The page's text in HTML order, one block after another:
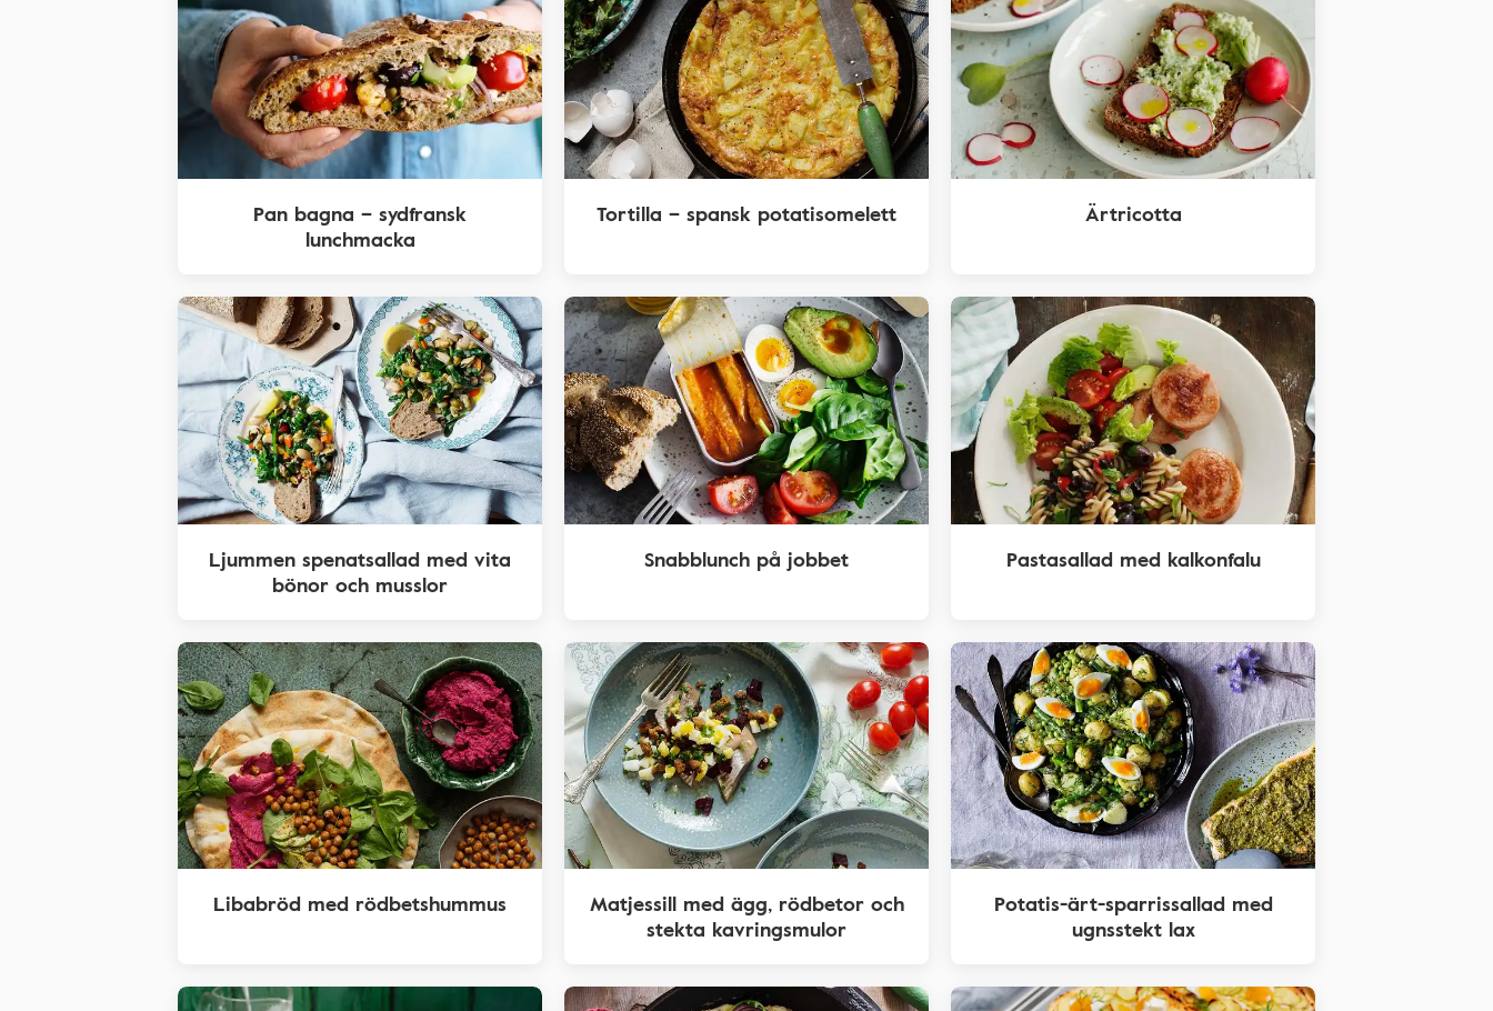
Pan bagna – sydfransk
lunchmacka
Tortilla – spansk potatisomelett Ärtricotta
Ljummen spenatsallad med vita
bönor och musslor
Snabblunch på jobbet Pastasallad med kalkonfalu
Libabröd med rödbetshummus
Matjessill med ägg, rödbetor och
stekta kavringsmulor
Potatis-ärt-sparrissallad med
ugnsstekt lax